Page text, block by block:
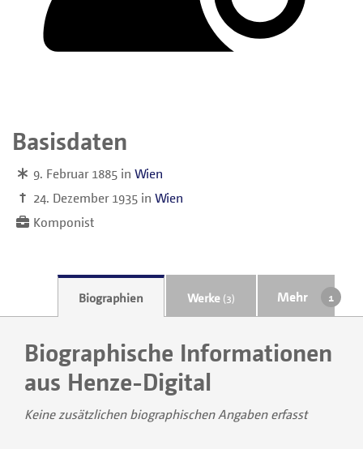
Basisdaten
9. Februar 1885 in Wien
† 24. Dezember 1935 in Wien
Komponist
Biographien Werke (3) Mehr
Biographische Informationen
aus Henze-Digital
Keine zusätzlichen biographischen Angaben erfasst